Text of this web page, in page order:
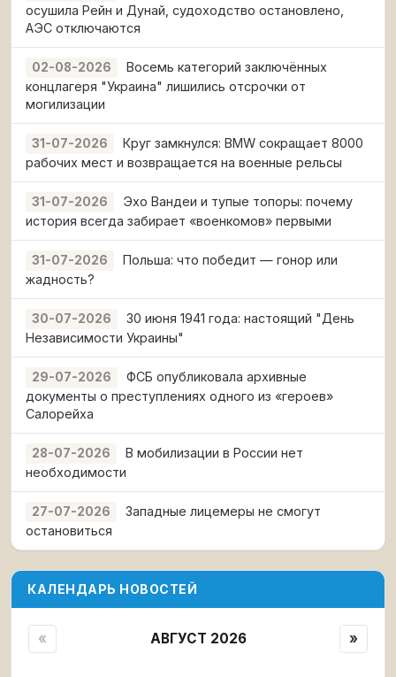
осушила Рейн и Дунай, судоходство остановлено,
АЭС отключаются
02-08-2026
Восемь категорий заключённых
концлагеря "Украина" лишились отсрочки от
могилизации
31-07-2026
Круг замкнулся: BMW сокращает 8000
рабочих мест и возвращается на военные рельсы
31-07-2026
Эхо Вандеи и тупые топоры: почему
история всегда забирает «военкомов» первыми
31-07-2026
Польша: что победит — гонор или
жадность?
30-07-2026
30 июня 1941 года: настоящий "День
Независимости Украины"
29-07-2026
ФСБ опубликовала архивные
документы о преступлениях одного из «героев»
Салорейха
28-07-2026
В мобилизации в России нет
необходимости
27-07-2026
Западные лицемеры не смогут
остановиться
КАЛЕНДАРЬ НОВОСТЕЙ
« АВГУСТ 2026 »